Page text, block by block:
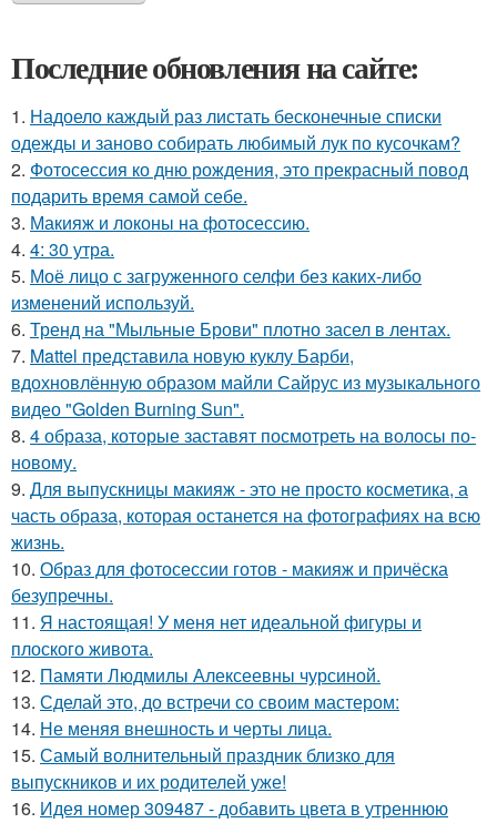
Последние обновления на сайте:
1. Надоело каждый раз листать бесконечные списки
одежды и заново собирать любимый лук по кусочкам?
2. Фотосессия ко дню рождения, это прекрасный повод
подарить время самой себе.
3. Макияж и локоны на фотосессию.
4. 4: 30 утра.
5. Моё лицо с загруженного селфи без каких-либо
изменений используй.
6. Тренд на "Мыльные Брови" плотно засел в лентах.
7. Mattel представила новую куклу Барби,
вдохновлённую образом майли Сайрус из музыкального
видео "Golden Burning Sun".
8. 4 образа, которые заставят посмотреть на волосы по-
новому.
9. Для выпускницы макияж - это не просто косметика, а
часть образа, которая останется на фотографиях на всю
жизнь.
10. Образ для фотосессии готов - макияж и причёска
безупречны.
11. Я настоящая! У меня нет идеальной фигуры и
плоского живота.
12. Памяти Людмилы Алексеевны чурсиной.
13. Сделай это, до встречи со своим мастером:
14. Не меняя внешность и черты лица.
15. Самый волнительный праздник близко для
выпускников и их родителей уже!
16. Идея номер 309487 - добавить цвета в утреннюю